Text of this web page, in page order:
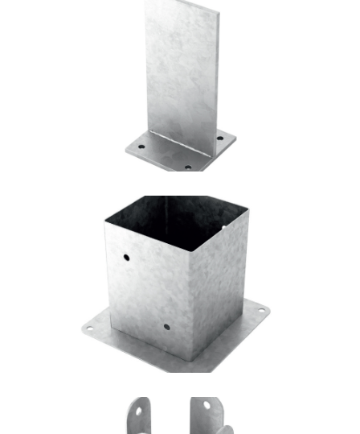
Portapilastro TYP F70
Portapilastro TYP F50
ROTHOBLAAS